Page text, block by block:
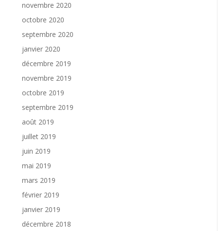
novembre 2020
octobre 2020
septembre 2020
janvier 2020
décembre 2019
novembre 2019
octobre 2019
septembre 2019
août 2019
juillet 2019
juin 2019
mai 2019
mars 2019
février 2019
janvier 2019
décembre 2018